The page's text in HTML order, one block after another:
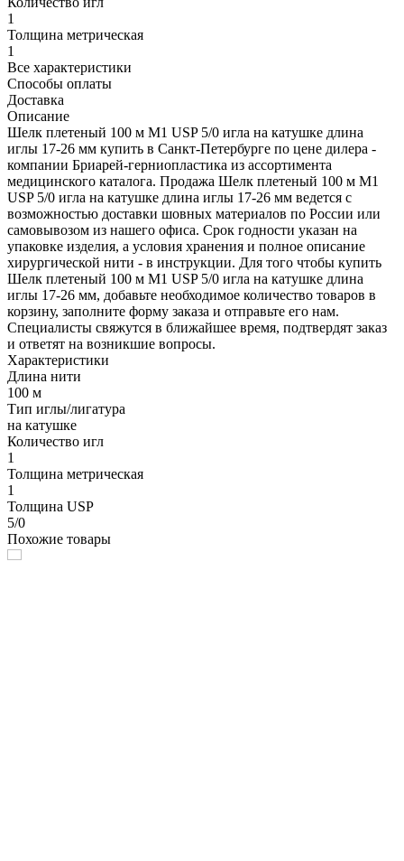
1
Толщина метрическая
1
Все характеристики
Способы оплаты
Доставка
Описание
Шелк плетеный 100 м М1 USP 5/0 игла на катушке длина
иглы 17-26 мм купить в Санкт-Петербурге по цене дилера -
компании Бриарей-герниопластика из ассортимента
медицинского каталога. Продажа Шелк плетеный 100 м М1
USP 5/0 игла на катушке длина иглы 17-26 мм ведется с
возможностью доставки шовных материалов по России или
самовывозом из нашего офиса. Срок годности указан на
упаковке изделия, а условия хранения и полное описание
хирургической нити - в инструкции. Для того чтобы купить
Шелк плетеный 100 м М1 USP 5/0 игла на катушке длина
иглы 17-26 мм, добавьте необходимое количество товаров в
корзину, заполните форму заказа и отправьте его нам.
Специалисты свяжутся в ближайшее время, подтвердят заказ
и ответят на возникшие вопросы.
Характеристики
Длина нити
100 м
Тип иглы/лигатура
на катушке
Количество игл
1
Толщина метрическая
1
Толщина USP
5/0
Похожие товары